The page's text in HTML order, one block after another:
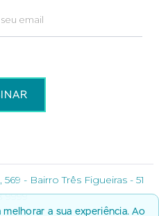
a sua experiência. Ao
- Bairro Três Figueiras - 51
9999